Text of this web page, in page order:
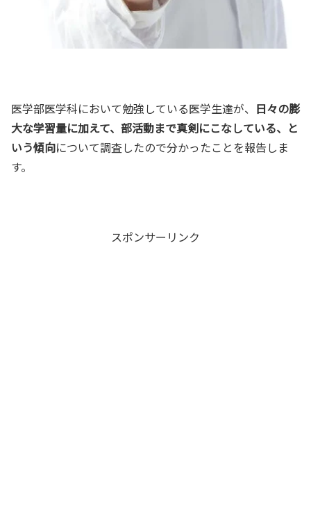
医学部医学科において勉強している医学生達が、 日々の膨
大な学習量に加えて、部活動まで真剣にこなしている、と
いう傾向について調査したので分かったことを報告しま
す。
スポンサーリンク